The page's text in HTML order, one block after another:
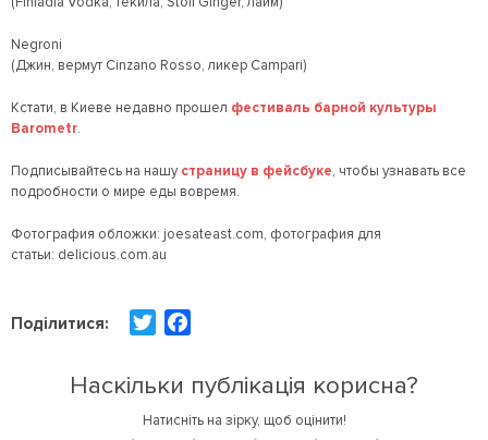
Negroni
(Джин, вермут Cinzano Rosso, ликер Campari)
Кстати, в Киеве недавно прошел фестиваль барной культуры
Barometr.
Подписывайтесь на нашустраницу в фейсбуке, чтобы узнавать все
подробности о мире еды вовремя.
Фотография обложки: joesateast.com, фотография для
статьи: delicious.com.au
Поділитися:
t
t
e
b
Наскільки публікація корисна?
Натисніть на зірку, щоб оцінити!